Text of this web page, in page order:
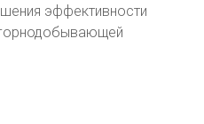
эффективности